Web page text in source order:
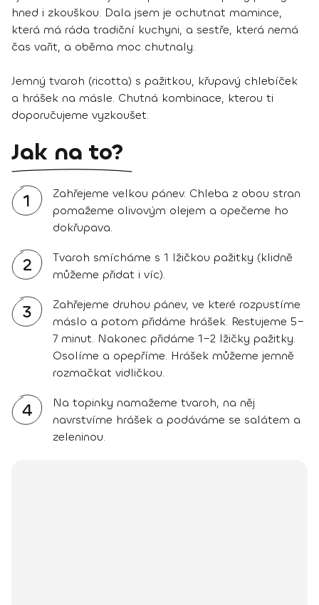
hned i zkouškou. Dala jsem je ochutnat mamince,
která má ráda tradiční kuchyni, a sestře, která nemá
čas vařit, a oběma moc chutnaly.
Jemný tvaroh (ricotta) s pažitkou, křupavý chlebíček
a hrášek na másle. Chutná kombinace, kterou ti
doporučujeme vyzkoušet.
Jak na to?
1
Zahřejeme velkou pánev. Chleba z obou stran
pomažeme olivovým olejem a opečeme ho
dokřupava.
2
Tvaroh smícháme s 1 lžičkou pažitky (klidně
můžeme přidat i víc).
3
Zahřejeme druhou pánev, ve které rozpustíme
máslo a potom přidáme hrášek. Restujeme 5–
7 minut. Nakonec přidáme 1–2 lžičky pažitky.
Osolíme a opepříme. Hrášek můžeme jemně
rozmačkat vidličkou.
4
Na topinky namažeme tvaroh, na něj
navrstvíme hrášek a podáváme se salátem a
zeleninou.